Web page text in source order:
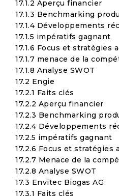
17.1.2 Aperçu financier
17.1.3 Benchmarking
17.1.4 Développements
17.1.5 impératifs gagnant
17.1.6 Focus et stratégies
17.1.7 menace de la
17.1.8 Analyse SWOT
17.2 Engie
17.2.1 Faits clés
17.2.2 Aperçu financier
17.2.3 Benchmarking
17.2.4 Développements
17.2.5 impératifs gagnant
17.2.6 Focus et stratégies
17.2.7 Menace de la
17.2.8 Analyse SWOT
17.3 Envitec Biogas AG
17.3.1 Faits clés